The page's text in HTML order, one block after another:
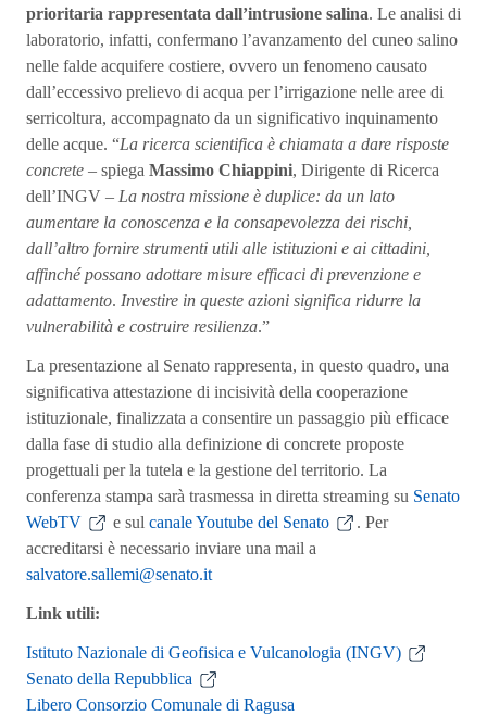
prioritaria rappresentata dall’intrusione salina. Le analisi di
laboratorio, infatti, confermano l’avanzamento del cuneo salino
nelle falde acquifere costiere, ovvero un fenomeno causato
dall’eccessivo prelievo di acqua per l’irrigazione nelle aree di
serricoltura, accompagnato da un significativo inquinamento
delle acque. “La ricerca scientifica è chiamata a dare risposte
concrete – spiega Massimo Chiappini, Dirigente di Ricerca
dell’INGV – La nostra missione è duplice: da un lato
aumentare la conoscenza e la consapevolezza dei rischi,
dall’altro fornire strumenti utili alle istituzioni e ai cittadini,
affinché possano adottare misure efficaci di prevenzione e
adattamento. Investire in queste azioni significa ridurre la
vulnerabilità e costruire resilienza.”
La presentazione al Senato rappresenta, in questo quadro, una
significativa attestazione di incisività della cooperazione
istituzionale, finalizzata a consentire un passaggio più efficace
dalla fase di studio alla definizione di concrete proposte
progettuali per la tutela e la gestione del territorio. La
conferenza stampa sarà trasmessa in diretta streaming su Senato
WebTV
e sul canale Youtube del Senato
. Per
accreditarsi è necessario inviare una mail a
salvatore.sallemi@senato.it
Link utili:
Istituto Nazionale di Geofisica e Vulcanologia (INGV)
Senato della Repubblica
Libero Consorzio Comunale di Ragusa